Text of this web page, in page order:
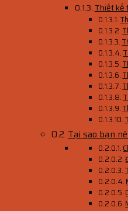
Thiết kế
Tại sao bạn